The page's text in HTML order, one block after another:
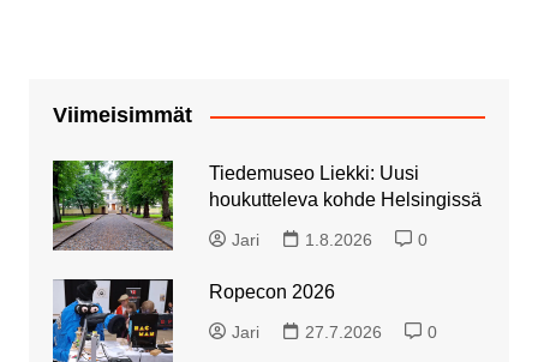
Viimeisimmät
Tiedemuseo Liekki: Uusi
houkutteleva kohde Helsingissä
Jari 1.8.2026 0
Ropecon 2026
Jari 27.7.2026 0